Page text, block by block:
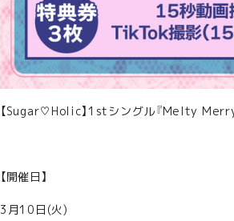
【Sugar♡Holic】1stシングル『Melty
【開催日】
3月10日(火)